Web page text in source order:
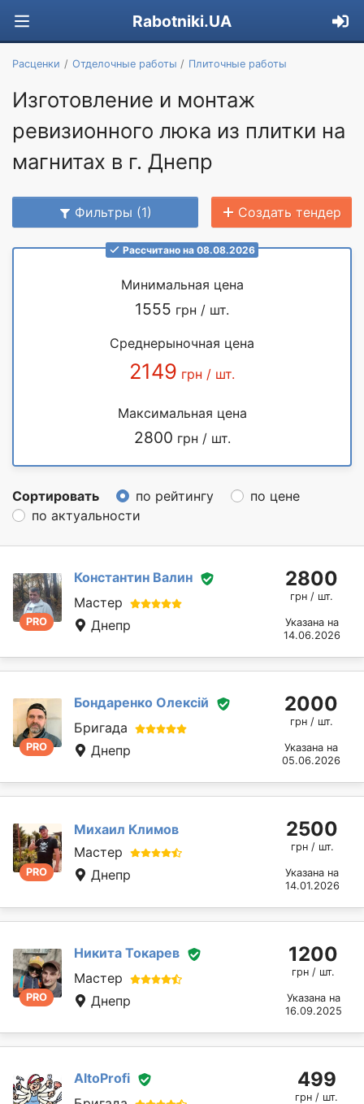
Rabotniki.UA
Расценки Отделочные работы Плиточные работы
Изготовление и монтаж
ревизионного люка из плитки на
магнитах в г. Днепр
Фильтры (1) Создать тендер
Рассчитано на 08.08.2026
Минимальная цена
1555 грн / шт.
Среднерыночная цена
2149 грн / шт.
Максимальная цена
2800 грн / шт.
Сортировать по рейтингу
по цене
по актуальности
PRO
Константин Валин
Мастер
Днепр
2800
грн / шт.
Указана на
14.06.2026
PRO
Бондаренко Олексій
Бригада
Днепр
2000
грн / шт.
Указана на
05.06.2026
PRO
Михаил Климов
Мастер
Днепр
2500
грн / шт.
Указана на
14.01.2026
PRO
Никита Токарев
Мастер
Днепр
1200
грн / шт.
Указана на
16.09.2025
AltoProfi
499
грн / шт.